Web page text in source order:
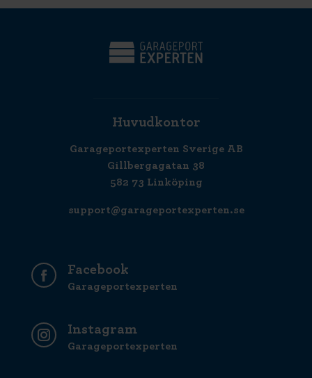
Huvudkontor
Garageportexperten Sverige AB
Gillbergagatan 38
582 73 Linköping
support@garageportexperten.se
Facebook
Garageportexperten
Instagram
Garageportexperten